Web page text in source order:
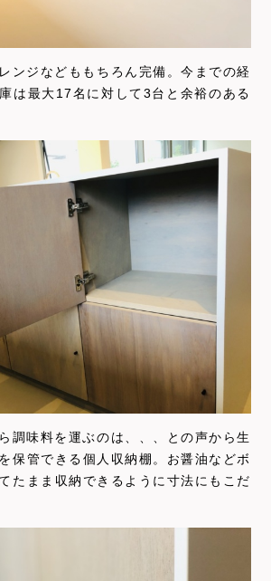
ンジなどももちろん完備。今までの経
は最大17名に対して3台と余裕のある
調味料を運ぶのは、、、との声から生
保管できる個人収納棚。お醤油などボ
たまま収納できるように寸法にもこだ